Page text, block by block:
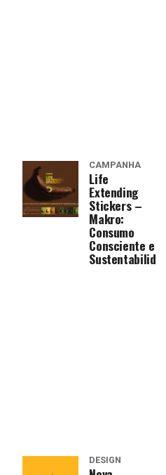
CAMPANHA
Life
Extending
Stickers –
Makro:
Consumo
Consciente e
Sustentabilidade
DESIGN